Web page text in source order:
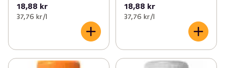
18,88 kr
37,76 kr /l
18,88 kr
37,76 kr /l